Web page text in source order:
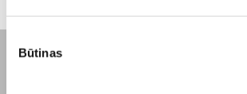
pasirinkimas
Būtinas